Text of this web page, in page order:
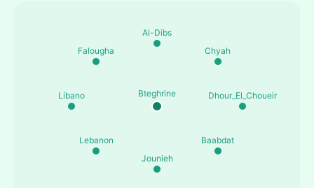
Bteghrine Dhour_El_Choueir
Baabdat
Jounieh
Lebanon
Líbano
Falougha
Al-Dibs
Chyah